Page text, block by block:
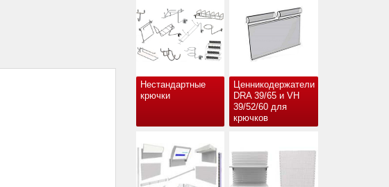
Нестандартные
крючки
Ценникодержатели
DRA 39/65 и VH
39/52/60 для
крючков